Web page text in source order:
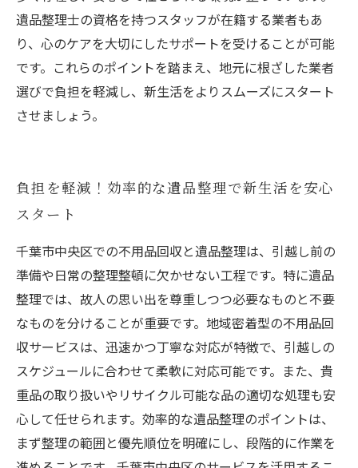
遺品整理士の資格を持つスタッフが在籍する業者もあ
り、心のケアを大切にしたサポートを受けることが可能
です。これらのポイントを踏まえ、地元に根ざした業者
選びで負担を軽減し、新生活をよりスムーズにスタート
させましょう。
負担を軽減！効率的な遺品整理で新生活を安心
スタート
千葉市中央区での不用品回収と遺品整理は、引越し前の
準備や日常の整理整頓に欠かせない工程です。特に遺品
整理では、故人の思い出を尊重しつつ必要なものと不要
なものを分けることが重要です。地域密着型の不用品回
収サービスは、迅速かつ丁寧な対応が特徴で、引越しの
スケジュールに合わせて柔軟に対応可能です。また、貴
重品の取り扱いやリサイクル可能な品の適切な処理も安
心して任せられます。効率的な遺品整理のポイントは、
まず整理の範囲と優先順位を明確にし、段階的に作業を